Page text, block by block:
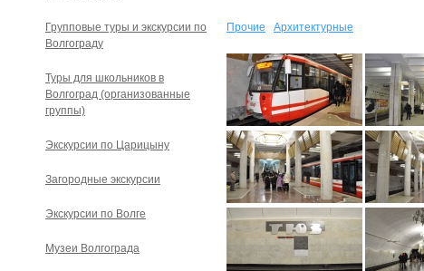
Прочие Архитектурные
Групповые туры и экскурсии по
Волгограду
Туры для школьников в
Волгоград (организованные
группы)
Экскурсии по Царицыну
Загородные экскурсии
Экскурсии по Волге
Музеи Волгограда